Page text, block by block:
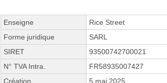
Enseigne
Rice Street
Forme juridique
SARL
SIRET
93500742700021
N° TVA Intra.
FR58935007427
Création
5 mai 2025